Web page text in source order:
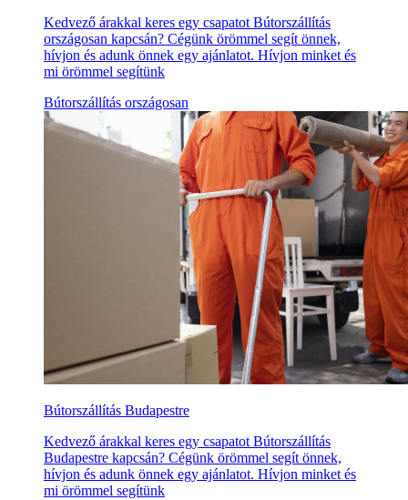
Kedvező árakkal keres egy csapatot Bútorszállítás
országosan kapcsán? Cégünk örömmel segít önnek,
hívjon és adunk önnek egy ajánlatot. Hívjon minket és
mi örömmel segítünk
Bútorszállítás országosan
Bútorszállítás Budapestre
Kedvező árakkal keres egy csapatot Bútorszállítás
Budapestre kapcsán? Cégünk örömmel segít önnek,
hívjon és adunk önnek egy ajánlatot. Hívjon minket és
mi örömmel segítünk